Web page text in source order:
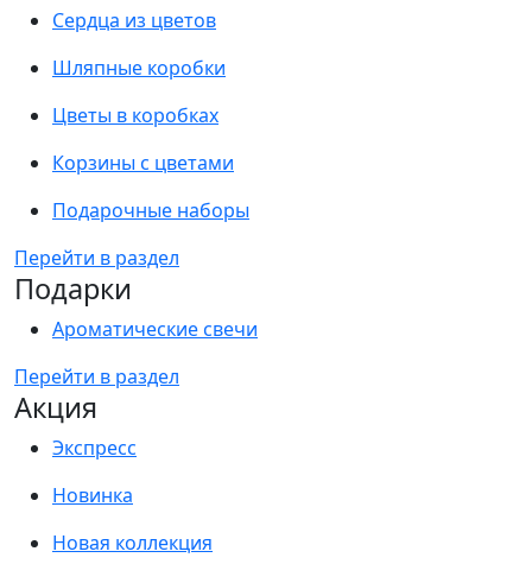
Сердца из цветов
Шляпные коробки
Цветы в коробках
Корзины с цветами
Подарочные наборы
Перейти в раздел
Подарки
Ароматические свечи
Перейти в раздел
Акция
Экспресс
Новинка
Новая коллекция